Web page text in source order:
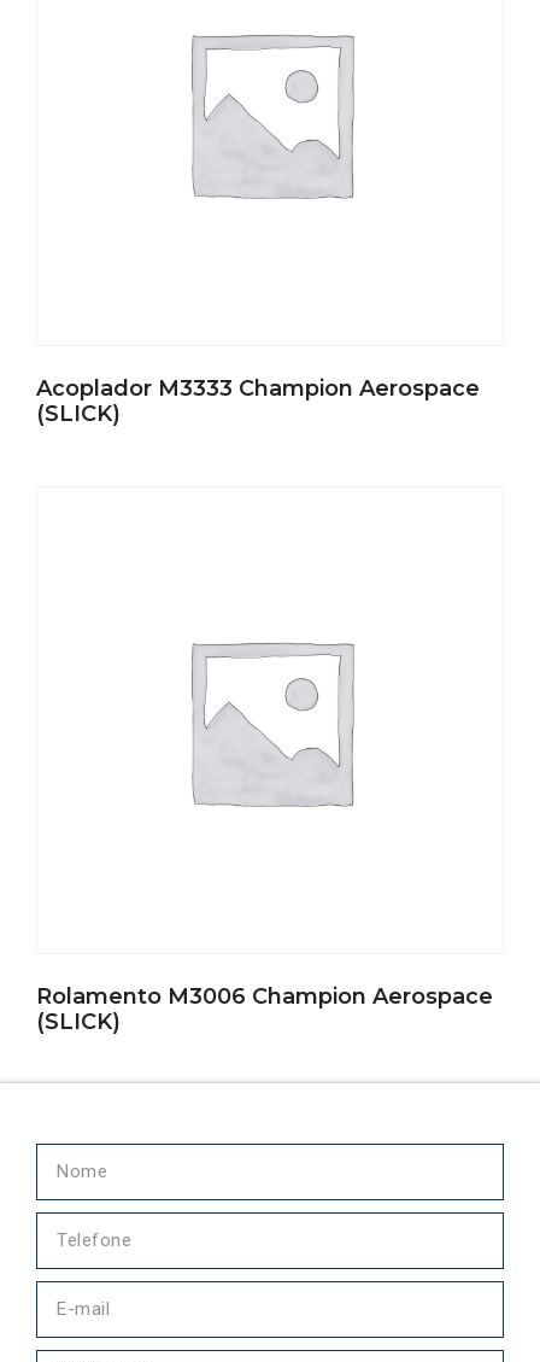
Acoplador M3333 Champion Aerospace
(SLICK)
Rolamento M3006 Champion Aerospace
(SLICK)